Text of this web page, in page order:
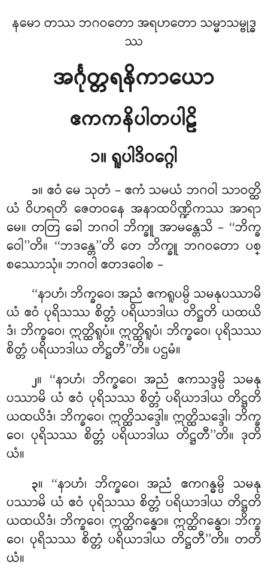
နမော တဿ ဘဂဝတော အရဟတော သမ္မာသမ္ဗုဒ္ဓ
ဿ
အင်္ဂုတ္တရနိကာယော
ဧကကနိပါတပါဠိ
၁။ ရူပါဒိဝဂ္ဂေါ
၁။ ဧဝံမေ သုတံ – ဧကံ သမယံ ဘဂဝါ သာဝတ္ထိ
ယံ ဝိဟရတိ ဇေတဝနေ အနာထပိဏ္ဍိကဿ အာရာ
မေ။ တတြ ခေါ ဘဂဝါ ဘိက္ခူ အာမန္တေသိ – ‘‘ဘိက္ခ
ဝေါ’’တိ။ ‘‘ဘဒန္တေ’’တိ တေ ဘိက္ခူ ဘဂဝတော ပစ္
စဿောသုံ။ ဘဂဝါ ဧတဒဝေါစ –
‘‘နာဟံ၊ ဘိက္ခဝေ၊ အညံ ဧကရူပမ္ပိ သမနုပဿာမိ
ယံ ဧဝံ ပုရိသဿ စိတ္တံ ပရိယာဒါယ တိဋ္ဌတိ ယထယိ
ဒံ၊ ဘိက္ခဝေ၊ ဣတ္ထိရူပံ။ ဣတ္ထိရူပံ၊ ဘိက္ခဝေ၊ ပုရိသဿ
စိတ္တံ ပရိယာဒါယ တိဋ္ဌတီ’’တိ။ ပဌမံ။
၂။ ‘‘နာဟံ၊ ဘိက္ခဝေ၊ အညံ ဧကသဒ္ဒမ္ပိ သမနု
ပဿာမိ ယံ ဧဝံ ပုရိသဿ စိတ္တံ ပရိယာဒါယ တိဋ္ဌတိ
ယထယိဒံ၊ ဘိက္ခဝေ၊ ဣတ္ထိသဒ္ဒေါ။ ဣတ္ထိသဒ္ဒေါ၊ ဘိက္ခ
ဝေ၊ ပုရိသဿ စိတ္တံ ပရိယာဒါယ တိဋ္ဌတီ’’တိ။ ဒုတိ
ယံ။
၃။ ‘‘နာဟံ၊ ဘိက္ခဝေ၊ အညံ ဧကဂန္ဓမ္ပိ သမနု
ပဿာမိ ယံ ဧဝံ ပုရိသဿ စိတ္တံ ပရိယာဒါယ တိဋ္ဌတိ
ယထယိဒံ၊ ဘိက္ခဝေ၊ ဣတ္ထိဂန္ဓော။ ဣတ္ထိဂန္ဓော၊ ဘိက္ခ
ဝေ၊ ပုရိသဿ စိတ္တံ ပရိယာဒါယ တိဋ္ဌတီ’’တိ။ တတိ
ယံ။